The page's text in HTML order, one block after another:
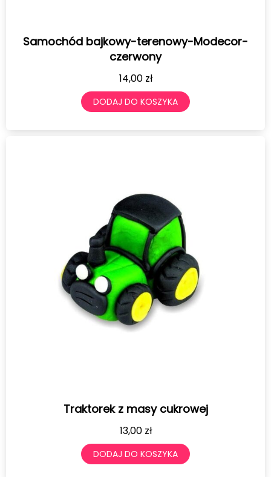
Samochód bajkowy-terenowy-Modecor-
czerwony
14,00 zł
DODAJ DO KOSZYKA
Traktorek z masy cukrowej
13,00 zł
DODAJ DO KOSZYKA